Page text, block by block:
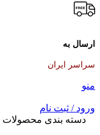
ارسال به
سراسر ایران
منو
ورود / ثبت نام
دسته بندی محصولات